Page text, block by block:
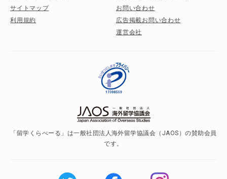
サイトマップ
利用規約
お問い合わせ
広告掲載お問い合わせ
運営会社
「留学くらべーる」は一般社団法人海外留学協議会（JAOS）の賛助会員
です。